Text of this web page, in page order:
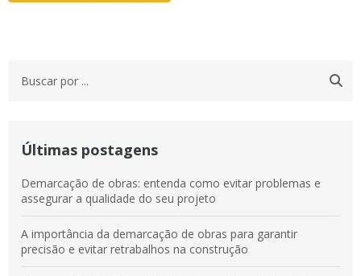
Últimas postagens
Demarcação de obras: entenda como evitar problemas e
assegurar a qualidade do seu projeto
A importância da demarcação de obras para garantir
precisão e evitar retrabalhos na construção